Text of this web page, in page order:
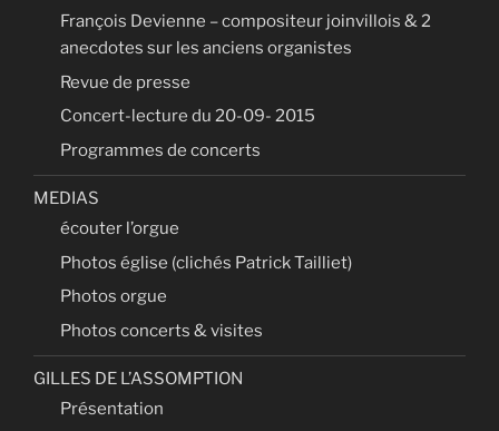
François Devienne – compositeur joinvillois & 2
anecdotes sur les anciens organistes
Revue de presse
Concert-lecture du 20-09- 2015
Programmes de concerts
MEDIAS
écouter l’orgue
Photos église (clichés Patrick Tailliet)
Photos orgue
Photos concerts & visites
GILLES DE L’ASSOMPTION
Présentation